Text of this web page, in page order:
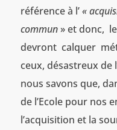
référence à l’«
commun» et donc,
devront calquer
ceux, désastreux de
nous savons que,
de l’Ecole pour nos
l’acquisition et la